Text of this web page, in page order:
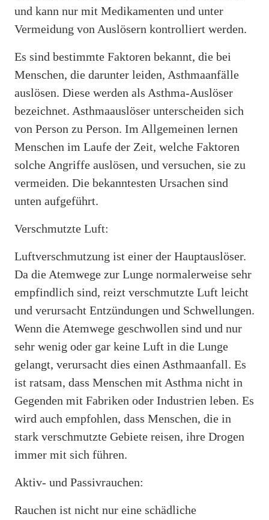
und kann nur mit Medikamenten und unter
Vermeidung von Auslösern kontrolliert werden.
Es sind bestimmte Faktoren bekannt, die bei
Menschen, die darunter leiden, Asthmaanfälle
auslösen. Diese werden als Asthma-Auslöser
bezeichnet. Asthmaauslöser unterscheiden sich
von Person zu Person. Im Allgemeinen lernen
Menschen im Laufe der Zeit, welche Faktoren
solche Angriffe auslösen, und versuchen, sie zu
vermeiden. Die bekanntesten Ursachen sind
unten aufgeführt.
Verschmutzte Luft:
Luftverschmutzung ist einer der Hauptauslöser.
Da die Atemwege zur Lunge normalerweise sehr
empfindlich sind, reizt verschmutzte Luft leicht
und verursacht Entzündungen und Schwellungen.
Wenn die Atemwege geschwollen sind und nur
sehr wenig oder gar keine Luft in die Lunge
gelangt, verursacht dies einen Asthmaanfall. Es
ist ratsam, dass Menschen mit Asthma nicht in
Gegenden mit Fabriken oder Industrien leben. Es
wird auch empfohlen, dass Menschen, die in
stark verschmutzte Gebiete reisen, ihre Drogen
immer mit sich führen.
Aktiv- und Passivrauchen:
Rauchen ist nicht nur eine schädliche